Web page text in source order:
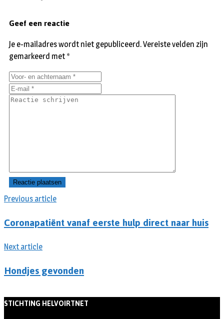
Previous article
Coronapatiënt vanaf eerste hulp direct naar huis
Next article
Hondjes gevonden
Geef een reactie
Je e-mailadres wordt niet gepubliceerd.Vereiste velden zijn
gemarkeerd met *
STICHTING HELVOIRTNET